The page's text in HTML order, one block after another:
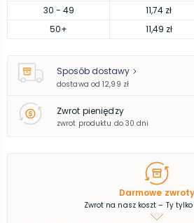
30 - 49 11,74 zł
50+ 11,49 zł
Sposób dostawy
dostawa od 12,99 zł
Zwrot pieniędzy
zwrot produktu do 30 dni
Darmowe zwroty
Zwrot na nasz koszt – Ty